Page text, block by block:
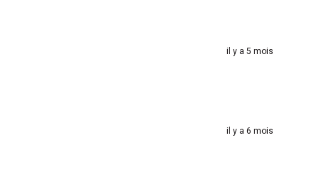
il y a 5 mois
il y a 6 mois